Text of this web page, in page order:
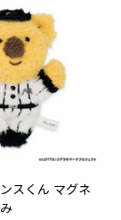
スくん マグネ